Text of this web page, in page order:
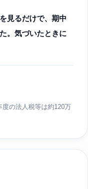
見るだけで、期中
。気づいたときに
の法人税等は約120万